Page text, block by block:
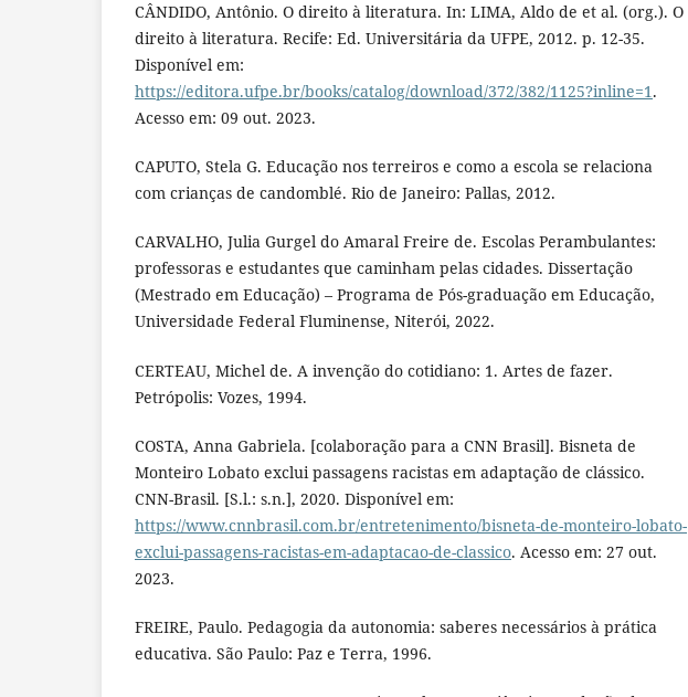
CÂNDIDO, Antônio. O direito à literatura. In: LIMA, Aldo de et al. (org.). O
direito à literatura. Recife: Ed. Universitária da UFPE, 2012. p. 12-35.
Disponível em:
https://editora.ufpe.br/books/catalog/download/372/382/1125?inline=1.
Acesso em: 09 out. 2023.
CAPUTO, Stela G. Educação nos terreiros e como a escola se relaciona
com crianças de candomblé. Rio de Janeiro: Pallas, 2012.
CARVALHO, Julia Gurgel do Amaral Freire de. Escolas Perambulantes:
professoras e estudantes que caminham pelas cidades. Dissertação
(Mestrado em Educação) – Programa de Pós-graduação em Educação,
Universidade Federal Fluminense, Niterói, 2022.
CERTEAU, Michel de. A invenção do cotidiano: 1. Artes de fazer.
Petrópolis: Vozes, 1994.
COSTA, Anna Gabriela. [colaboração para a CNN Brasil]. Bisneta de
Monteiro Lobato exclui passagens racistas em adaptação de clássico.
CNN-Brasil. [S.l.: s.n.], 2020. Disponível em:
https://www.cnnbrasil.com.br/entretenimento/bisneta-de-monteiro-lobato-
exclui-passagens-racistas-em-adaptacao-de-classico. Acesso em: 27 out.
2023.
FREIRE, Paulo. Pedagogia da autonomia: saberes necessários à prática
educativa. São Paulo: Paz e Terra, 1996.